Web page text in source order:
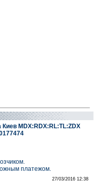
MDX:RDX:RL:TL:ZDX
платежом.
27/03/2016 12:38